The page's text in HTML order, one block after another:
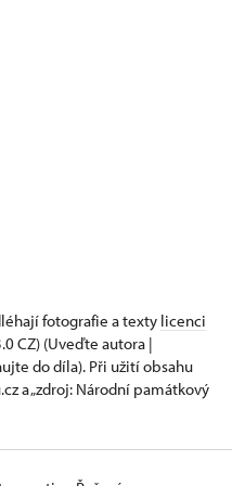
fotografie a texty licenci
CZ) (Uveďte autora |
do díla). Při užití obsahu
a „zdroj: Národní památkový